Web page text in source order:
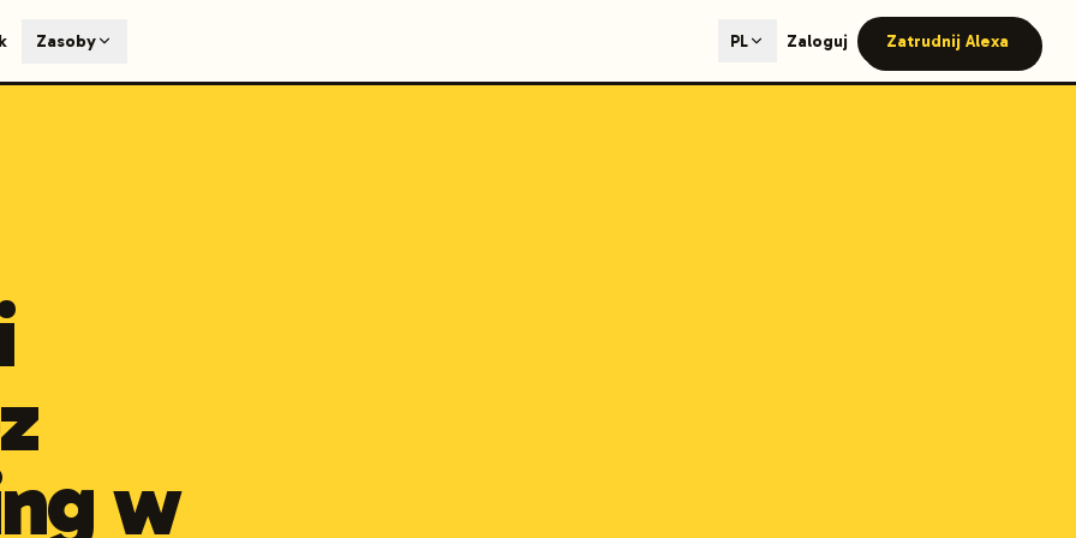
engines like ChatGPT, Claude, and Perplexity. Automated content generation with GEO optimization built-in.
hours.
LinkedIn
Zasoby PL Zaloguj Zatrudnij Alexa
w